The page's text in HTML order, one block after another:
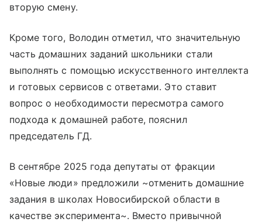
вторую смену.
Кроме того, Володин отметил, что значительную
часть домашних заданий школьники стали
выполнять с помощью искусственного интеллекта
и готовых сервисов с ответами. Это ставит
вопрос о необходимости пересмотра самого
подхода к домашней работе, пояснил
председатель ГД.
В сентябре 2025 года депутаты от фракции
«Новые люди» предложили ~отменить домашние
задания в школах Новосибирской области в
качестве эксперимента~. Вместо привычной